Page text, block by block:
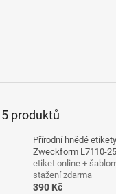
produktů
Přírodní hnědé
Zweckform L7110-25
etiket online +
stažení zdarma
390 Kč